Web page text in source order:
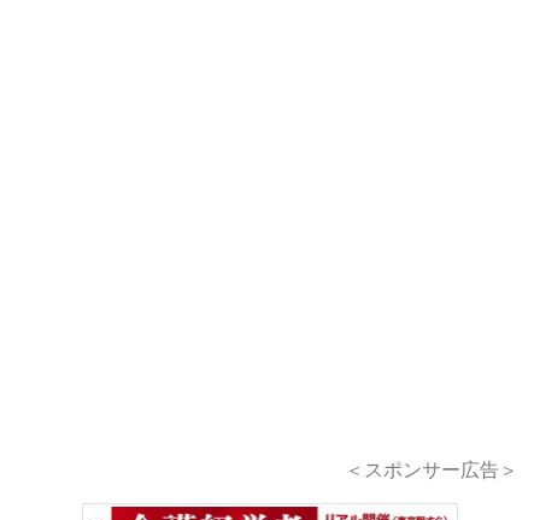
＜スポンサー広告＞